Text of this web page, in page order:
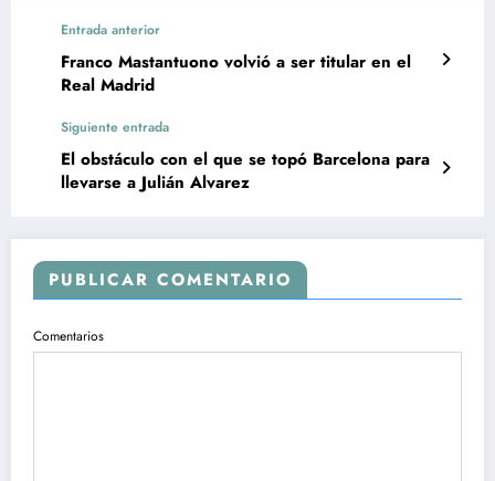
Entrada anterior
Franco Mastantuono volvió a ser titular en el
Real Madrid
Siguiente entrada
El obstáculo con el que se topó Barcelona para
llevarse a Julián Alvarez
PUBLICAR COMENTARIO
Comentarios